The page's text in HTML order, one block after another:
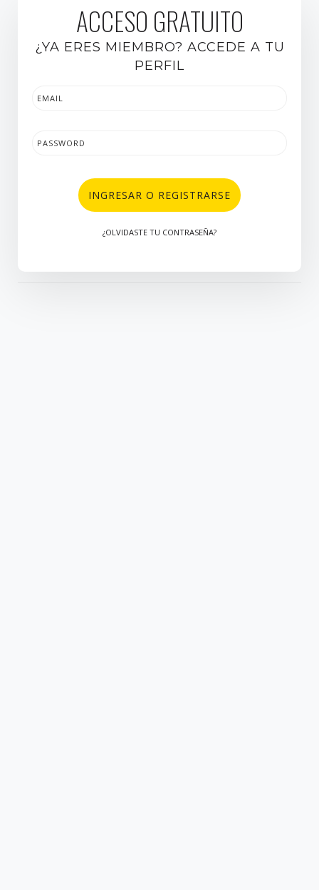
ACCESO GRATUITO
¿YA ERES MIEMBRO? ACCEDE A TU
PERFIL
INGRESAR O REGISTRARSE
¿OLVIDASTE TU CONTRASEÑA?